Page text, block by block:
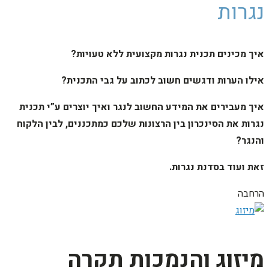
נגרות
איך מכינים תכנית נגרות מקצועית ללא טעויות?
אילו הערות ודגשים חשוב לכתוב על גבי התכנית?
איך מעבירים את המידע החשוב לנגר ואיך יוצרים ע”י תכנית
נגרות את הסינכרון בין הרצונות שלכם כמתכננים, לבין הלקוח
והנגר?
זאת ועוד בסדנת נגרות.
הרחבה
מיזוג והנמכות תקרה